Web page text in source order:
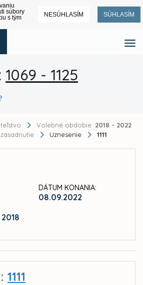
súbory
s tým
NESÚHLASÍM SÚHLASÍM
1069 - 1125
Volebné obdobie: 2018 - 2022
zasadnutie Uznesenie 1111
2018
DÁTUM KONANIA:
08.09.2022
1111